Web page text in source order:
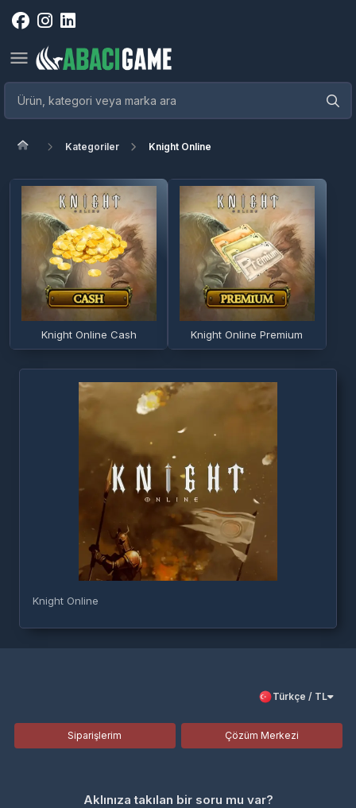
Kategoriler Knight Online
Knight Online Cash Knight Online Premium
Knight Online
Türkçe / TL
Siparişlerim Çözüm Merkezi
Aklınıza takılan bir soru mu var?